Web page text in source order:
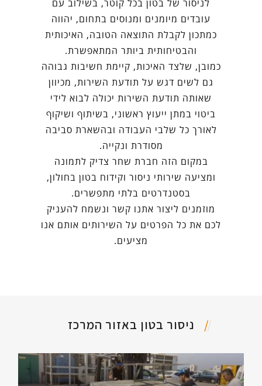
לניסור של בטון בכל קוטר, בשילוב עם
עובדים מיומנים ומנוסים בתחום, יהווה
כמתכון לקבלת התוצאה הטובה, האיכותית
והבטיחותית ביותר המתאפשרת.
כמובן, שלצד האיכות, קיימת חשיבות גבוהה
גם לשים דגש על תודעת השירות, מכיוון
שאותה תודעת השירות יכולה לבוא לידי
ביטוי במתן ייעוץ ראשוני, בשיתוף ושיקוף
לאורך כל שלבי העבודה ובהשארת סביבה
מסודרת ונקייה.
במקום הזה חברת שחר צדיק לתמונה
ומציעה שירותי ניסור וקידוח בטון בחולון,
בסטנדרטים בלתי מתפשרים.
מוזמנים ליצור אתנו קשר ונשמח להעניק
לכם את כל הפרטים על השירותים אותם אנו
מציעים.
ניסור בטון באזור המרכז